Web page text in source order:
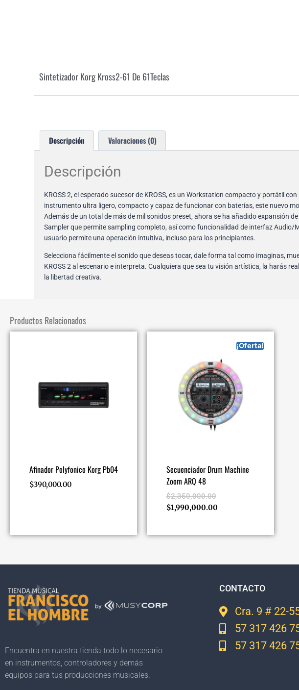
Sintetizador Korg Kross2-61 De 61Teclas
Descripción Valoraciones (0)
Descripción
KROSS 2, el esperado sucesor de KROSS, es un Workstation compacto y portátil
instrumento ultra ligero, compacto y capaz de funcionar con baterías, este nuevo
Además de un total de más de mil sonidos preset, ahora se ha añadido expansión
Sampler que permite sampling completo, así como funcionalidad de interfaz Audio/
usuario permite una operación intuitiva, incluso para los principiantes.
Selecciona fácilmente el sonido que deseas tocar, dale forma tal como imaginas,
KROSS 2 al escenario e interpreta. Cualquiera que sea tu visión artística, la harás
la libertad creativa.
Productos Relacionados
Afinador Polyfonico Korg Pb04
$390,000.00
¡Oferta!
Secuenciador Drum Machine
Zoom ARQ 48
$2,350,000.00
$1,990,000.00
Encuentra en nuestra tienda todo lo necesario
en instrumentos, controladores y demás
equipos para tus producciones musicales.
CONTACTO
Cra. 9 # 22-
57 317 426
57 317 426